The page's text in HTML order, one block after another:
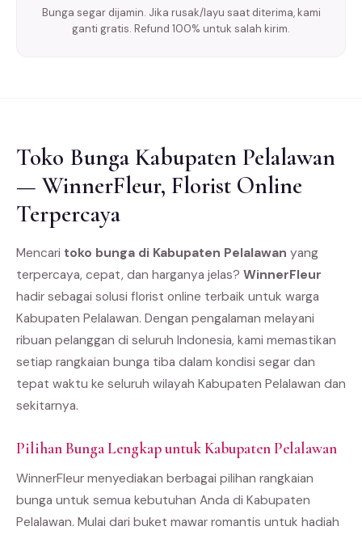
Bunga segar dijamin. Jika rusak/layu saat diterima, kami
ganti gratis. Refund 100% untuk salah kirim.
Toko Bunga Kabupaten Pelalawan
— WinnerFleur, Florist Online
Terpercaya
Mencari toko bunga di Kabupaten Pelalawan yang
terpercaya, cepat, dan harganya jelas? WinnerFleur
hadir sebagai solusi florist online terbaik untuk warga
Kabupaten Pelalawan. Dengan pengalaman melayani
ribuan pelanggan di seluruh Indonesia, kami memastikan
setiap rangkaian bunga tiba dalam kondisi segar dan
tepat waktu ke seluruh wilayah Kabupaten Pelalawan dan
sekitarnya.
Pilihan Bunga Lengkap untuk Kabupaten Pelalawan
WinnerFleur menyediakan berbagai pilihan rangkaian
bunga untuk semua kebutuhan Anda di Kabupaten
Pelalawan. Mulai dari buket mawar romantis untuk hadiah